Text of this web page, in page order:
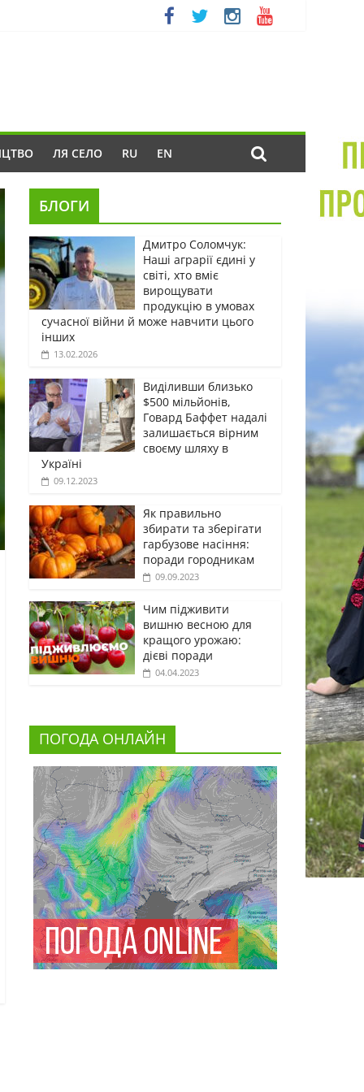
ЛЯ СЕЛО RU EN
БЛОГИ
Дмитро Соломчук:
Наші аграрії єдині у
світі, хто вміє
вирощувати
продукцію в умовах
сучасної війни й може навчити цього
інших
13.02.2026
Виділивши близько
$500 мільйонів,
Говард Баффет надалі
залишається вірним
своєму шляху в
Україні
09.12.2023
Як правильно
збирати та зберігати
гарбузове насіння:
поради городникам
09.09.2023
Чим підживити
вишню весною для
кращого урожаю:
дієві поради
04.04.2023
ПОГОДА ОНЛАЙН